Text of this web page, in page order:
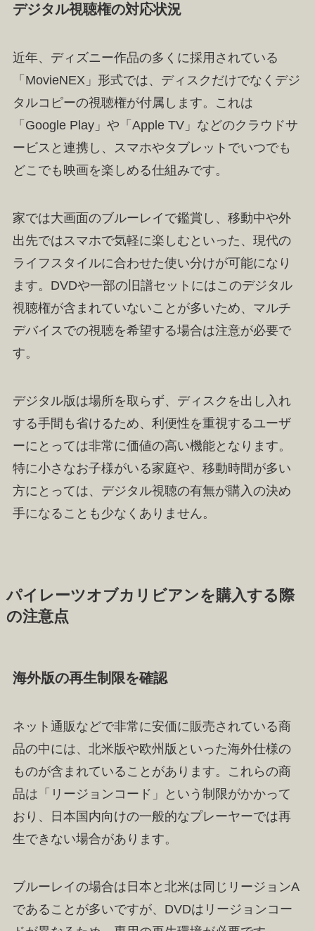
デジタル視聴権の対応状況
近年、ディズニー作品の多くに採用されている
「MovieNEX」形式では、ディスクだけでなくデジ
タルコピーの視聴権が付属します。これは
「Google Play」や「Apple TV」などのクラウドサ
ービスと連携し、スマホやタブレットでいつでも
どこでも映画を楽しめる仕組みです。
家では大画面のブルーレイで鑑賞し、移動中や外
出先ではスマホで気軽に楽しむといった、現代の
ライフスタイルに合わせた使い分けが可能になり
ます。DVDや一部の旧譜セットにはこのデジタル
視聴権が含まれていないことが多いため、マルチ
デバイスでの視聴を希望する場合は注意が必要で
す。
デジタル版は場所を取らず、ディスクを出し入れ
する手間も省けるため、利便性を重視するユーザ
ーにとっては非常に価値の高い機能となります。
特に小さなお子様がいる家庭や、移動時間が多い
方にとっては、デジタル視聴の有無が購入の決め
手になることも少なくありません。
パイレーツオブカリビアンを購入する際
の注意点
海外版の再生制限を確認
ネット通販などで非常に安価に販売されている商
品の中には、北米版や欧州版といった海外仕様の
ものが含まれていることがあります。これらの商
品は「リージョンコード」という制限がかかって
おり、日本国内向けの一般的なプレーヤーでは再
生できない場合があります。
ブルーレイの場合は日本と北米は同じリージョンA
であることが多いですが、DVDはリージョンコー